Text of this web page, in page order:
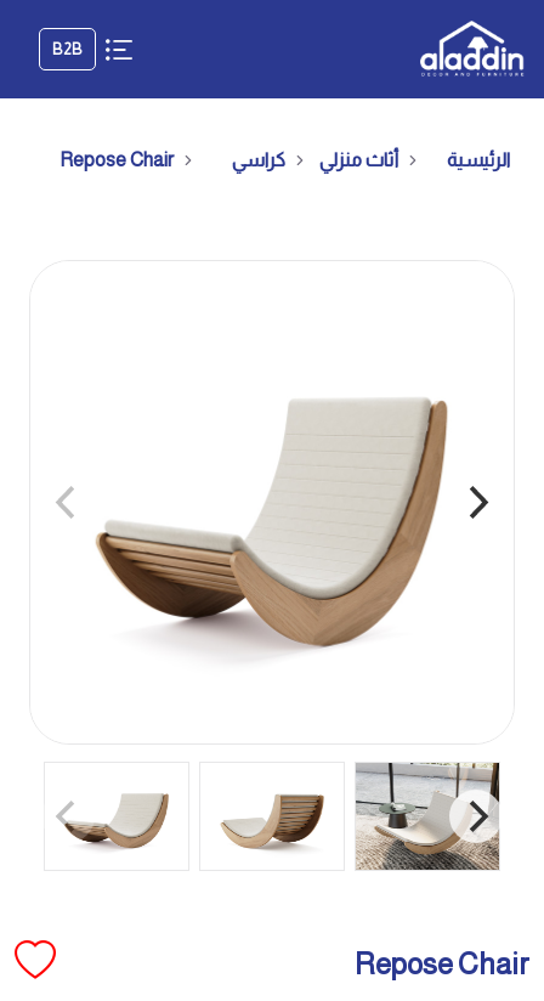
B2B
الرئيسية أثاث منزلي كراسي Repose Chair
Repose Chair